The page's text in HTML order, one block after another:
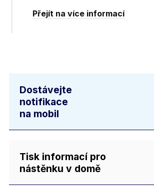
Přejít na více informací
Dostávejte
notifikace
na mobil
Tisk informací pro
nástěnku v domě